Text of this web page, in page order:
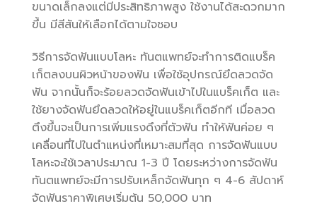
ขนาดเล็กลงแต่มีประสิทธิภาพสูง ใช้งานได้สะดวกมาก
ขึ้น มีสีสันให้เลือกได้ตามใจชอบ
วิธีการจัดฟันแบบโลหะ ทันตแพทย์จะทำการติดแบร็ค
เก็ตลงบนผิวหน้าของฟัน เพื่อใช้อุปกรณ์ยึดลวดจัด
ฟัน จากนั้นก็จะร้อยลวดจัดฟันเข้าไปในแบร็คเก็ต และ
ใช้ยางจัดฟันยึดลวดให้อยู่ในแบร็คเก็ตอีกที เมื่อลวด
ตึงขึ้นจะเป็นการเพิ่มแรงดึงที่ตัวฟัน ทำให้ฟันค่อย ๆ
เคลื่อนที่ไปในตำแหน่งที่เหมาะสมที่สุด การจัดฟันแบบ
โลหะจะใช้เวลาประมาณ 1-3 ปี โดยระหว่างการจัดฟัน
ทันตแพทย์จะมีการปรับเหล็กจัดฟันทุก ๆ 4-6 สัปดาห์
จัดฟันราคาพิเศษเริ่มต้น 50,000 บาท